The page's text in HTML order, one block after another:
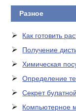
Разное
Как готовить
Получение
Химическая
Определение
Секрет
Компьютерное